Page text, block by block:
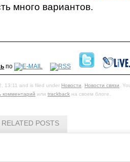
много вариантов.
по
13:11 and is filed under Новости, Новости связи.
комментарий или trackback на своем блоге.
RELATED POSTS